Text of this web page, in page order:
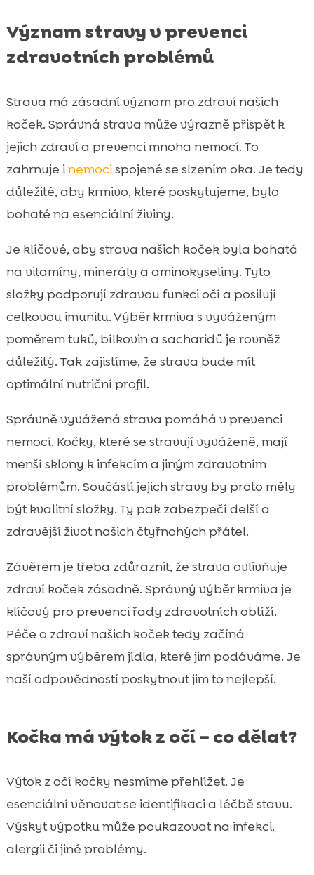
Význam stravy v prevenci
zdravotních problémů
Strava má zásadní význam pro zdraví našich
koček. Správná strava může výrazně přispět k
jejich zdraví a prevenci mnoha nemocí. To
zahrnuje inemocispojené se slzením oka. Je tedy
důležité, aby krmivo, které poskytujeme, bylo
bohaté na esenciální živiny.
Je klíčové, aby strava našich koček byla bohatá
na vitamíny, minerály a aminokyseliny. Tyto
složky podporují zdravou funkci očí a posilují
celkovou imunitu. Výběr krmiva s vyváženým
poměrem tuků, bílkovin a sacharidů je rovněž
důležitý. Tak zajistíme, že strava bude mít
optimální nutriční profil.
Správně vyvážená strava pomáhá v prevenci
nemocí. Kočky, které se stravují vyváženě, mají
menší sklony k infekcím a jiným zdravotním
problémům. Součástí jejich stravy by proto měly
být kvalitní složky. Ty pak zabezpečí delší a
zdravější život našich čtyřnohých přátel.
Závěrem je třeba zdůraznit, že strava ovlivňuje
zdraví koček zásadně. Správný výběr krmiva je
klíčový pro prevenci řady zdravotních obtíží.
Péče o zdraví našich koček tedy začíná
správným výběrem jídla, které jim podáváme. Je
naší odpovědností poskytnout jim to nejlepší.
Kočka má výtok z očí – co dělat?
Výtok z očí kočky nesmíme přehlížet. Je
esenciální věnovat se identifikaci a léčbě stavu.
Výskyt výpotku může poukazovat na infekci,
alergii či jiné problémy.